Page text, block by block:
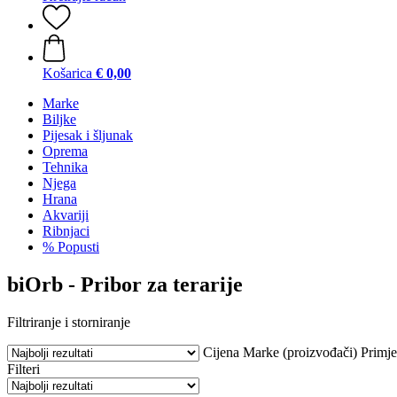
Košarica € 0,00
Marke
Biljke
Pijesak i šljunak
Oprema
Tehnika
Njega
Hrana
Akvariji
Ribnjaci
% Popusti
biOrb - Pribor za terarije
Filtriranje i storniranje
Cijena Marke (proizvođači)
Filteri